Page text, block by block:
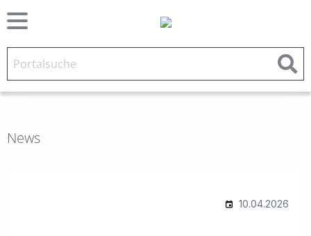
News